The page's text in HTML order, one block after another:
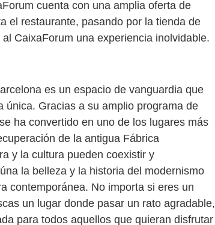
cuenta con una amplia oferta de
el restaurante, pasando por la tienda de
CaixaForum una experiencia inolvidable.
es un espacio de vanguardia que
única. Gracias a su amplio programa de
ha convertido en uno de los lugares más
de la antigua Fábrica
y la cultura pueden coexistir y
la belleza y la historia del modernismo
contemporánea. No importa si eres un
un lugar donde pasar un rato agradable,
para todos aquellos que quieran disfrutar